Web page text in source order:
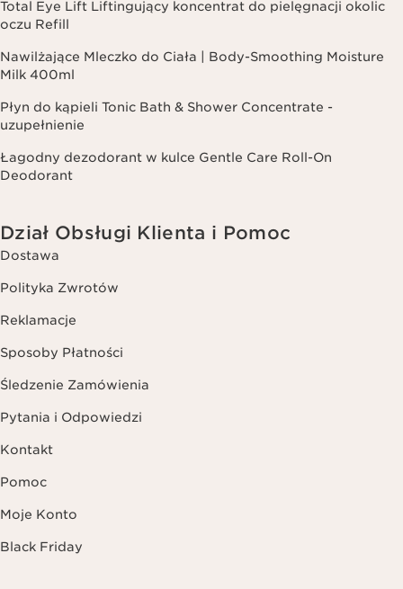
Total Eye Lift Liftingujący koncentrat do pielęgnacji okolic
oczu Refill
Nawilżające Mleczko do Ciała | Body-Smoothing Moisture
Milk 400ml
Płyn do kąpieli Tonic Bath & Shower Concentrate -
uzupełnienie
Łagodny dezodorant w kulce Gentle Care Roll-On
Deodorant
Dział Obsługi Klienta i Pomoc
Dostawa
Polityka Zwrotów
Reklamacje
Sposoby Płatności
Śledzenie Zamówienia
Pytania i Odpowiedzi
Kontakt
Pomoc
Moje Konto
Black Friday